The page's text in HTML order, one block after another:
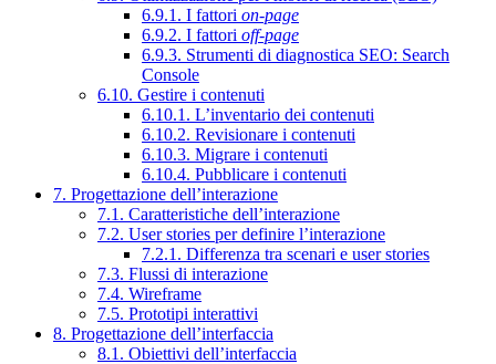
6.9.1. I fattori on-page
6.9.2. I fattori off-page
6.9.3. Strumenti di diagnostica SEO: Search
Console
6.10. Gestire i contenuti
6.10.1. L’inventario dei contenuti
6.10.2. Revisionare i contenuti
6.10.3. Migrare i contenuti
6.10.4. Pubblicare i contenuti
7. Progettazione dell’interazione
7.1. Caratteristiche dell’interazione
7.2. User stories per definire l’interazione
7.2.1. Differenza tra scenari e user stories
7.3. Flussi di interazione
7.4. Wireframe
7.5. Prototipi interattivi
8. Progettazione dell’interfaccia
8.1. Obiettivi dell’interfaccia